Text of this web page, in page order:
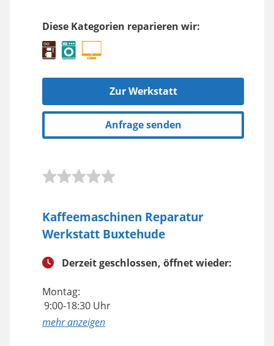
Diese Kategorien reparieren wir:
Zur Werkstatt
Anfrage senden
Kaffeemaschinen Reparatur
Werkstatt Buxtehude
Derzeit geschlossen, öffnet wieder:
Montag:
9:00-18:30 Uhr
anzeigen